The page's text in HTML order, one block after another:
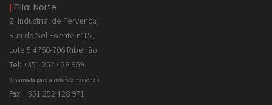
| Filial Norte
Z. Industrial de Fervença,
Rua do Sol Poente nº15,
Lote 5 4760-706 Ribeirão
Tel: +351 252 428 969
(Chamada para a rede fixa nacional)
Fax: +351 252 428 971